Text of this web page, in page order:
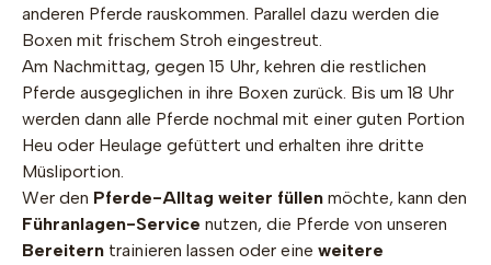
anderen Pferde rauskommen. Parallel dazu werden die
Boxen mit frischem Stroh eingestreut.
Am Nachmittag, gegen 15 Uhr, kehren die restlichen
Pferde ausgeglichen in ihre Boxen zurück. Bis um 18 Uhr
werden dann alle Pferde nochmal mit einer guten Portion
Heu oder Heulage gefüttert und erhalten ihre dritte
Müsliportion.
Wer den Pferde-Alltag weiter füllen möchte, kann den
Führanlagen-Service nutzen, die Pferde von unseren
Bereitern trainieren lassen oder eine weitere